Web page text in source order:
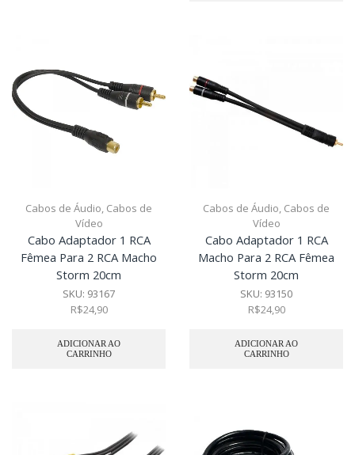
Cabos de Áudio, Cabos de
Vídeo
Cabo Adaptador 1 RCA
Fêmea Para 2 RCA Macho
Storm 20cm
SKU: 93167
R$24,90
ADICIONAR AO
CARRINHO
Cabos de Áudio, Cabos de
Vídeo
Cabo Adaptador 1 RCA
Macho Para 2 RCA Fêmea
Storm 20cm
SKU: 93150
R$24,90
ADICIONAR AO
CARRINHO